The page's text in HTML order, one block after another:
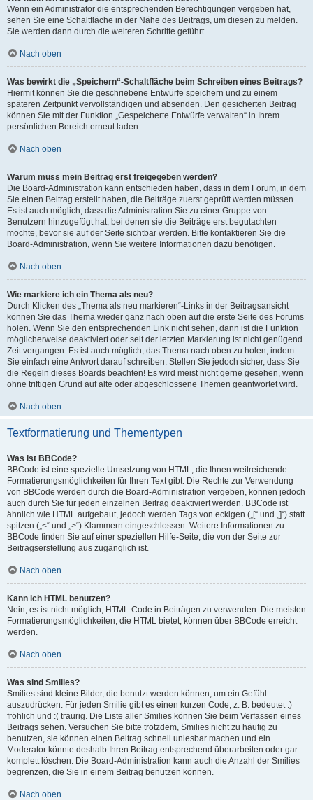
Wenn ein Administrator die entsprechenden Berechtigungen vergeben hat,
sehen Sie eine Schaltfläche in der Nähe des Beitrags, um diesen zu melden.
Sie werden dann durch die weiteren Schritte geführt.
Nach oben
Was bewirkt die „Speichern“-Schaltfläche beim Schreiben eines Beitrags?
Hiermit können Sie die geschriebene Entwürfe speichern und zu einem
späteren Zeitpunkt vervollständigen und absenden. Den gesicherten Beitrag
können Sie mit der Funktion „Gespeicherte Entwürfe verwalten“ in Ihrem
persönlichen Bereich erneut laden.
Nach oben
Warum muss mein Beitrag erst freigegeben werden?
Die Board-Administration kann entschieden haben, dass in dem Forum, in dem
Sie einen Beitrag erstellt haben, die Beiträge zuerst geprüft werden müssen.
Es ist auch möglich, dass die Administration Sie zu einer Gruppe von
Benutzern hinzugefügt hat, bei denen sie die Beiträge erst begutachten
möchte, bevor sie auf der Seite sichtbar werden. Bitte kontaktieren Sie die
Board-Administration, wenn Sie weitere Informationen dazu benötigen.
Nach oben
Wie markiere ich ein Thema als neu?
Durch Klicken des „Thema als neu markieren“-Links in der Beitragsansicht
können Sie das Thema wieder ganz nach oben auf die erste Seite des Forums
holen. Wenn Sie den entsprechenden Link nicht sehen, dann ist die Funktion
möglicherweise deaktiviert oder seit der letzten Markierung ist nicht genügend
Zeit vergangen. Es ist auch möglich, das Thema nach oben zu holen, indem
Sie einfach eine Antwort darauf schreiben. Stellen Sie jedoch sicher, dass Sie
die Regeln dieses Boards beachten! Es wird meist nicht gerne gesehen, wenn
ohne triftigen Grund auf alte oder abgeschlossene Themen geantwortet wird.
Nach oben
Textformatierung und Thementypen
Was ist BBCode?
BBCode ist eine spezielle Umsetzung von HTML, die Ihnen weitreichende
Formatierungsmöglichkeiten für Ihren Text gibt. Die Rechte zur Verwendung
von BBCode werden durch die Board-Administration vergeben, können jedoch
auch durch Sie für jeden einzelnen Beitrag deaktiviert werden. BBCode ist
ähnlich wie HTML aufgebaut, jedoch werden Tags von eckigen („[“ und „]“) statt
spitzen („<“ und „>“) Klammern eingeschlossen. Weitere Informationen zu
BBCode finden Sie auf einer speziellen Hilfe-Seite, die von der Seite zur
Beitragserstellung aus zugänglich ist.
Nach oben
Kann ich HTML benutzen?
Nein, es ist nicht möglich, HTML-Code in Beiträgen zu verwenden. Die meisten
Formatierungsmöglichkeiten, die HTML bietet, können über BBCode erreicht
werden.
Nach oben
Was sind Smilies?
Smilies sind kleine Bilder, die benutzt werden können, um ein Gefühl
auszudrücken. Für jeden Smilie gibt es einen kurzen Code, z. B. bedeutet :)
fröhlich und :( traurig. Die Liste aller Smilies können Sie beim Verfassen eines
Beitrags sehen. Versuchen Sie bitte trotzdem, Smilies nicht zu häufig zu
benutzen, sie können einen Beitrag schnell unlesbar machen und ein
Moderator könnte deshalb Ihren Beitrag entsprechend überarbeiten oder gar
komplett löschen. Die Board-Administration kann auch die Anzahl der Smilies
begrenzen, die Sie in einem Beitrag benutzen können.
Nach oben